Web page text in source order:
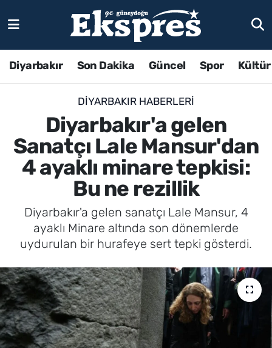
Diyarbakır Son Dakika Güncel Spor
DIYARBAKIR HABERLERI
Diyarbakır'a gelen
Sanatçı Lale Mansur'dan
4 ayaklı minare tepkisi:
Bu ne rezillik
Diyarbakır'a gelen sanatçı Lale Mansur, 4
ayaklı Minare altında son dönemlerde
uydurulan bir hurafeye sert tepki gösterdi.